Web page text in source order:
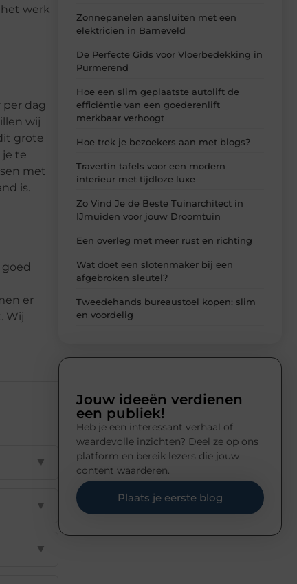
werk
dag
wij
grote
je te
met
is.
er
Wij
▼
▼
▼
Zonnepanelen aansluiten met een
elektricien in Barneveld
De Perfecte Gids voor Vloerbedekking in
Purmerend
Hoe een slim geplaatste autolift de
efficiëntie van een goederenlift
merkbaar verhoogt
Hoe trek je bezoekers aan met blogs?
Travertin tafels voor een modern
interieur met tijdloze luxe
Zo Vind Je de Beste Tuinarchitect in
IJmuiden voor jouw Droomtuin
Een overleg met meer rust en richting
Wat doet een slotenmaker bij een
afgebroken sleutel?
Tweedehands bureaustoel kopen: slim
en voordelig
Jouw ideeën verdienen
een publiek!
Heb je een interessant verhaal of
waardevolle inzichten? Deel ze op ons
platform en bereik lezers die jouw
content waarderen.
Plaats je eerste blog